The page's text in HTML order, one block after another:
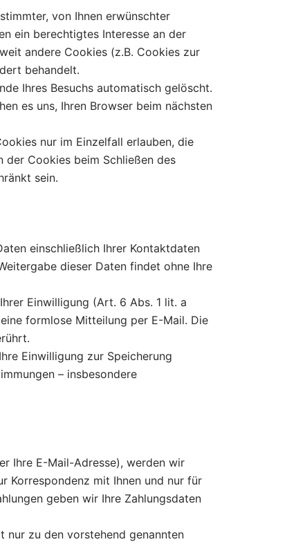
von Ihnen erwünschter
ein berechtigtes Interesse an der
andere Cookies (z.B. Cookies zur
behandelt.
Ihres Besuchs automatisch gelöscht.
es uns, Ihren Browser beim nächsten
nur im Einzelfall erlauben, die
der Cookies beim Schließen des
sein.
einschließlich Ihrer Kontaktdaten
dieser Daten findet ohne Ihre
Einwilligung (Art. 6 Abs. 1 lit. a
formlose Mitteilung per E-Mail. Die
Einwilligung zur Speicherung
– insbesondere
Ihre E-Mail-Adresse), werden wir
Korrespondenz mit Ihnen und nur für
geben wir Ihre Zahlungsdaten
nur zu den vorstehend genannten